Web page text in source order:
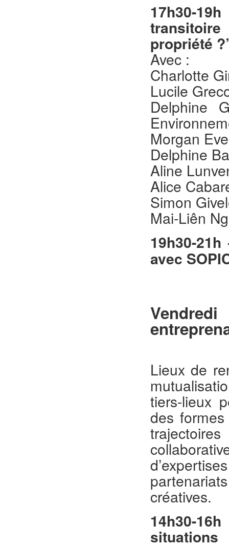
17h30-
propriété
Avec :
Charlotte
Lucile
Delphine
Morgan
Delphine
Aline
Alice
Simon
Mai-Liên
19h30-
avec
Lieux de
tiers-lieux
des formes
créatives.
14h30-